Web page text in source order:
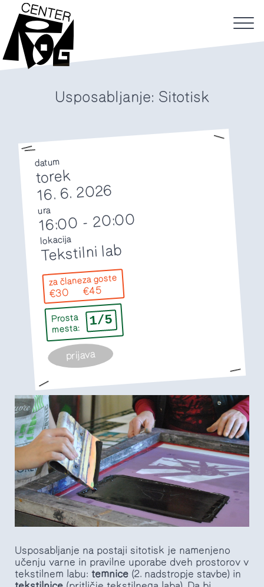
Usposabljanje: Sitotisk
datum
torek
16. 6. 2026
ura
16:00 - 20:00
lokacija
Tekstilni lab
za člane
€30
za goste
€45
Prosta
mesta: 1/5
prijava
Usposabljanje na postaji sitotisk je namenjeno
učenju varne in pravilne uporabe dveh prostorov v
tekstilnem labu: temnice (2. nadstropje stavbe) in